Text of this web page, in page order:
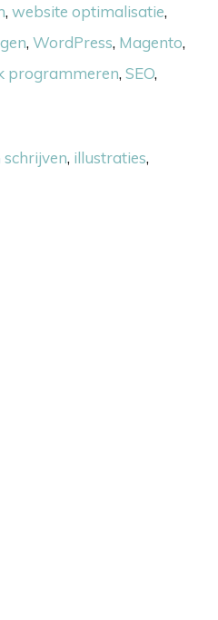
, website optimalisatie,
, WordPress, Magento,
programmeren, SEO,
, illustraties,